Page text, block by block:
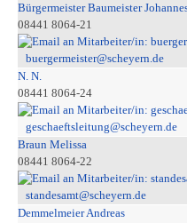
Bürgermeister Baumeister
08441 8064-21
buergermeister@scheyern.de
N. N.
08441 8064-24
geschaeftsleitung@scheyern.de
Braun Melissa
08441 8064-22
standesamt@scheyern.de
Demmelmeier Andreas